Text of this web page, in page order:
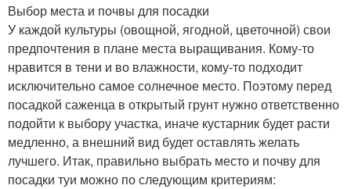
Выбор места и почвы для посадки
У каждой культуры (овощной, ягодной, цветочной) свои
предпочтения в плане места выращивания. Кому-то
нравится в тени и во влажности, кому-то подходит
исключительно самое солнечное место. Поэтому перед
посадкой саженца в открытый грунт нужно ответственно
подойти к выбору участка, иначе кустарник будет расти
медленно, а внешний вид будет оставлять желать
лучшего. Итак, правильно выбрать место и почву для
посадки туи можно по следующим критериям: